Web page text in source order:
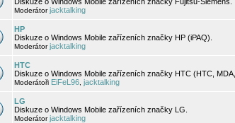
Moderátorjacktalking
HP
Diskuze o Windows Mobile zařízeních značky HP (iPAQ).
Moderátorjacktalking
HTC
Diskuze o Windows Mobile zařízeních značky HTC (HTC,
Moderátoři EiFeL96 jacktalking
LG
Diskuze o Windows Mobile zařízeních značky LG.
Moderátorjacktalking